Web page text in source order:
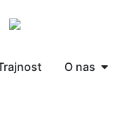
O nas